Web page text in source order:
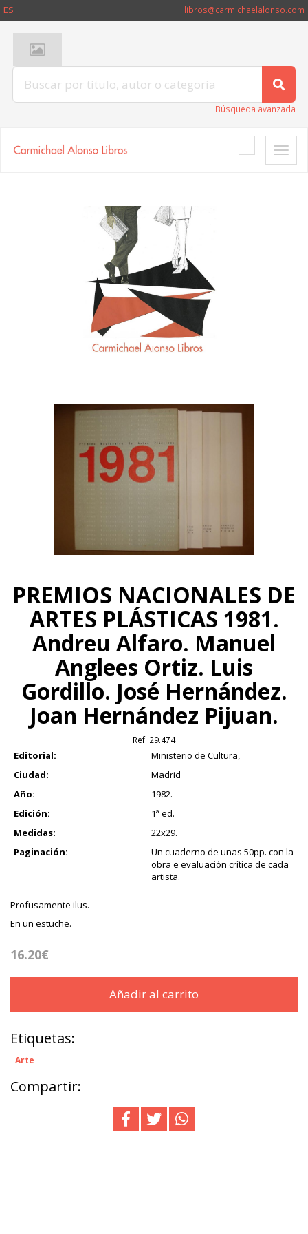
ES libros@carmichaelalonso.com
Búsqueda avanzada
Toggle
PREMIOS NACIONALES DE
ARTES PLÁSTICAS 1981.
Andreu Alfaro. Manuel
Anglees Ortiz. Luis
Gordillo. José Hernández.
Joan Hernández Pijuan.
Ref: 29.474
Editorial:
Ministerio de Cultura,
Ciudad:
Madrid
Año:
1982.
Edición:
1ª ed.
Medidas:
22x29.
Paginación:
Un cuaderno de unas 50pp. con la
obra e evaluación crítica de cada
artista.
Profusamente ilus.
En un estuche.
16.20€
Añadir al carrito
Etiquetas:
Arte
Compartir: